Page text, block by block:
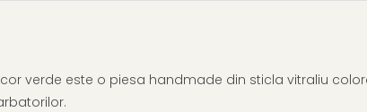
verde este o piesa handmade din sticla vitraliu